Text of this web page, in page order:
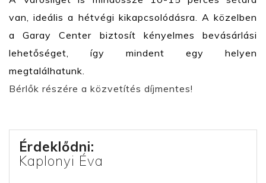
van, ideális a hétvégi kikapcsolódásra. A közelben
a Garay Center biztosít kényelmes bevásárlási
lehetőséget, így mindent egy helyen
megtalálhatunk.
Bérlők részére a közvetítés díjmentes!
Érdeklődni:
Kaplonyi Éva